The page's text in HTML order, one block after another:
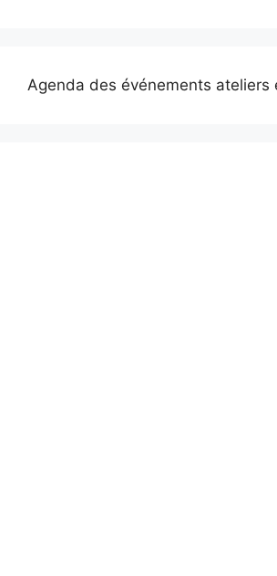
Agenda des événements ateliers